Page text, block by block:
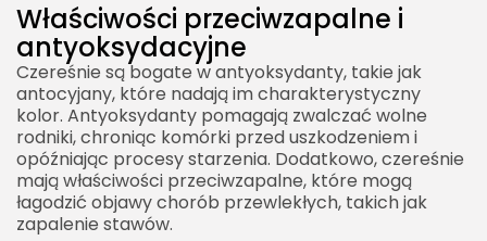
Właściwości przeciwzapalne i
antyoksydacyjne
Czereśnie są bogate w antyoksydanty, takie jak
antocyjany, które nadają im charakterystyczny
kolor. Antyoksydanty pomagają zwalczać wolne
rodniki, chroniąc komórki przed uszkodzeniem i
opóźniając procesy starzenia. Dodatkowo, czereśnie
mają właściwości przeciwzapalne, które mogą
łagodzić objawy chorób przewlekłych, takich jak
zapalenie stawów.